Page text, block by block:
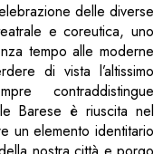
delle diverse
e coreutica, uno
tempo alle moderne
di vista l’altissimo
contraddistingue
Barese è riuscita nel
un elemento identitario